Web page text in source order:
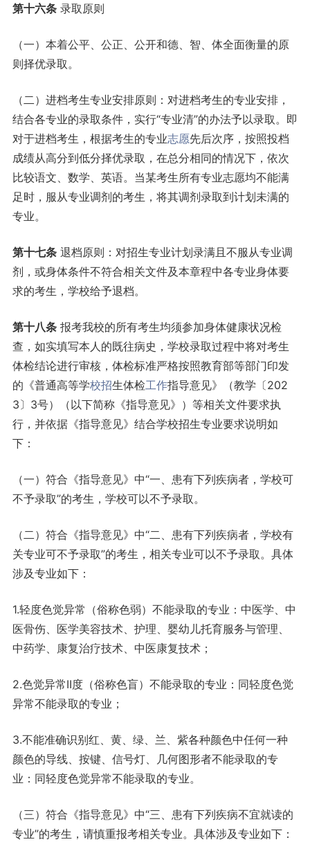
第十六条录取原则
（一）本着公平、公正、公开和德、智、体全面衡量的原
则择优录取。
（二）进档考生专业安排原则：对进档考生的专业安排，
结合各专业的录取条件，实行“专业清”的办法予以录取。即
对于进档考生，根据考生的专业志愿先后次序，按照投档
成绩从高分到低分择优录取，在总分相同的情况下，依次
比较语文、数学、英语。当某考生所有专业志愿均不能满
足时，服从专业调剂的考生，将其调剂录取到计划未满的
专业。
第十七条退档原则：对招生专业计划录满且不服从专业调
剂，或身体条件不符合相关文件及本章程中各专业身体要
求的考生，学校给予退档。
第十八条报考我校的所有考生均须参加身体健康状况检
查，如实填写本人的既往病史，学校录取过程中将对考生
体检结论进行审核，体检标准严格按照教育部等部门印发
的《普通高等学校招生体检工作指导意见》（教学〔202
3〕3号）（以下简称《指导意见》）等相关文件要求执
行，并依据《指导意见》结合学校招生专业要求说明如
下：
（一）符合《指导意见》中“一、患有下列疾病者，学校可
不予录取”的考生，学校可以不予录取。
（二）符合《指导意见》中“二、患有下列疾病者，学校有
关专业可不予录取”的考生，相关专业可以不予录取。具体
涉及专业如下：
1.轻度色觉异常（俗称色弱）不能录取的专业：中医学、中
医骨伤、医学美容技术、护理、婴幼儿托育服务与管理、
中药学、康复治疗技术、中医康复技术；
2.色觉异常II度（俗称色盲）不能录取的专业：同轻度色觉
异常不能录取的专业；
3.不能准确识别红、黄、绿、兰、紫各种颜色中任何一种
颜色的导线、按键、信号灯、几何图形者不能录取的专
业：同轻度色觉异常不能录取的专业。
（三）符合《指导意见》中“三、患有下列疾病不宜就读的
专业”的考生，请慎重报考相关专业。具体涉及专业如下：